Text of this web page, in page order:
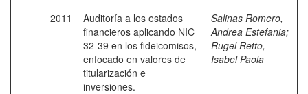
2011
Auditoría a los estados
financieros aplicando NIC
32-39 en los fideicomisos,
enfocado en valores de
titularización e
inversiones.
Salinas Romero,
Andrea Estefania;
Rugel Retto,
Isabel Paola